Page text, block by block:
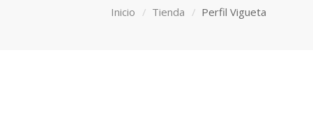
Inicio Tienda Perfil Vigueta